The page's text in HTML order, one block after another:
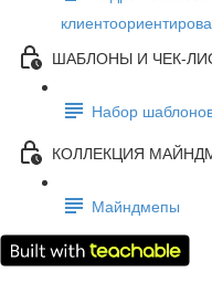
ШАБЛОНЫ И ЧЕК-
Набор
КОЛЛЕКЦИЯ
Майндмепы